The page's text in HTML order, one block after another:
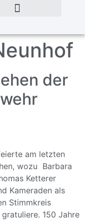
der
am letzten
wozu Barbara
Ketterer
Kameraden als
Stimmkreis
150 Jahre